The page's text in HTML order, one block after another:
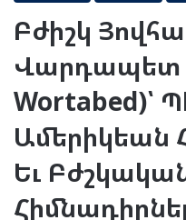
Բժիշկ
Վարդապետ
Wortabed)՝
Ամերիկեան
Եւ